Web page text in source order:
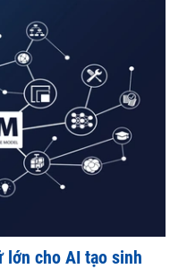
lớn cho AI tạo sinh